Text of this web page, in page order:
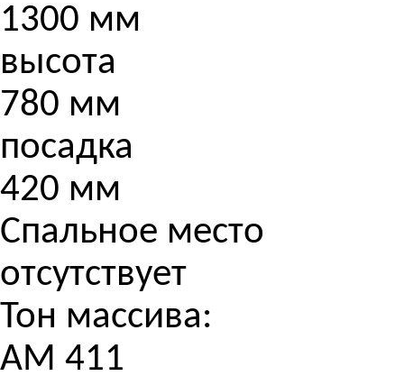
1300 мм
высота
780 мм
посадка
420 мм
Спальное место
отсутствует
Тон массива:
АМ 411